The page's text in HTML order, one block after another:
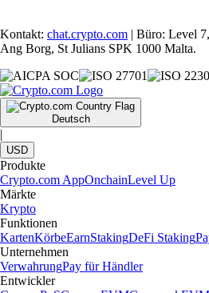
Kontakt: chat.crypto.com | Büro: Level
Ang Borg, St Julians SPK 1000 Malta.
Deutsch
|
USD
Produkte
Crypto.com AppOnchainLevel Up
Märkte
Krypto
Funktionen
KartenKörbeEarnStakingDeFi Staking
Unternehmen
VerwahrungPay für Händler
Entwickler